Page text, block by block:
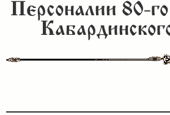
Персоналии 80-